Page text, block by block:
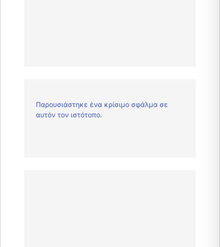
Παρουσιάστηκε ένα κρίσιμο σφάλμα σε
αυτόν τον ιστότοπο.